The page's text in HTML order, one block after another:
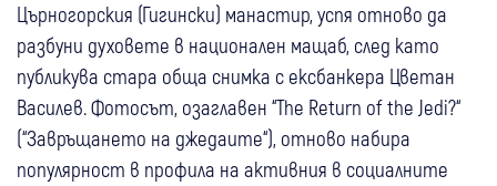
Църногорския (Гигински) манастир, успя отново да
разбуни духовете в национален мащаб, след като
публикува стара обща снимка с ексбанкера Цветан
Василев. Фотосът, озаглавен “The Return of the Jedi?“
(“Завръщането на джедаите“), отново набира
популярност в профила на активния в социалните